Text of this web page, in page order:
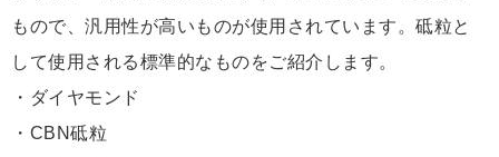
もので、汎用性が高いものが使用されています。砥粒と
して使用される標準的なものをご紹介します。
・ダイヤモンド
・CBN砥粒